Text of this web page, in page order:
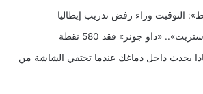
التوقيت وراء رفض تدريب إيطاليا
«داو جونز» فقد 580 نقطة
ماذا يحدث داخل دماغك عندما تختفي الشاشة من